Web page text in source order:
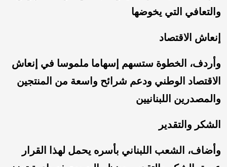
والتعافي التي يخوضها
إنعاش الاقتصاد
وأردف، الخطوة ستسهم إسهاما ملموسا في إنعاش
الاقتصاد الوطني ودعم شرائح واسعة من المنتجين
والمصدرين اللبنانيين
الشكر والتقدير
وأضاف، الشعب اللبناني بأسره يحمل لهذا القرار